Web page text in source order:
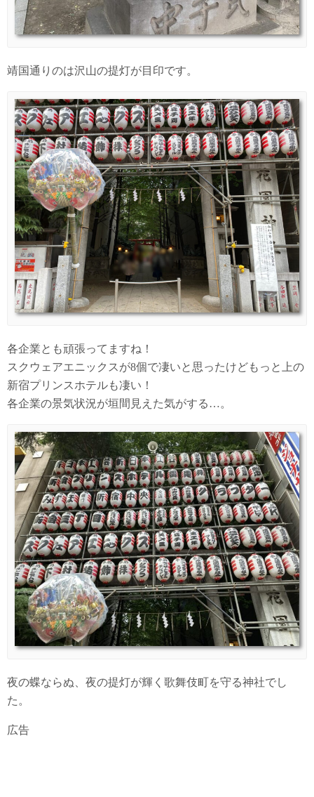
靖国通りのは沢山の提灯が目印です。
各企業とも頑張ってますね！
スクウェアエニックスが8個で凄いと思ったけどもっと上の
新宿プリンスホテルも凄い！
各企業の景気状況が垣間見えた気がする…。
夜の蝶ならぬ、夜の提灯が輝く歌舞伎町を守る神社でし
た。
広告